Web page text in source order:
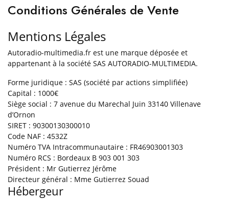
Conditions Générales de Vente
Mentions Légales
Autoradio-multimedia.fr est une marque déposée et
appartenant à la société SAS AUTORADIO-MULTIMEDIA.
Forme juridique : SAS (société par actions simplifiée)
Capital : 1000€
Siège social : 7 avenue du Marechal Juin 33140 Villenave
d’Ornon
SIRET : 90300130300010
Code NAF : 4532Z
Numéro TVA Intracommunautaire : FR46903001303
Numéro RCS : Bordeaux B 903 001 303
Président : Mr Gutierrez Jérôme
Directeur général : Mme Gutierrez Souad
Hébergeur